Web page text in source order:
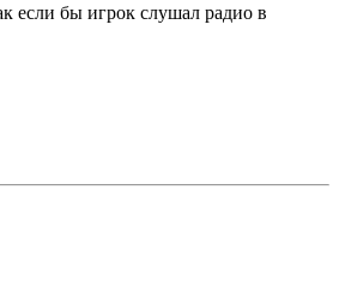
если бы игрок слушал радио в